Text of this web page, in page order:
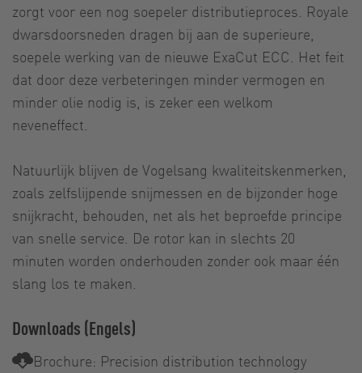
zorgt voor een nog soepeler distributieproces. Royale
dwarsdoorsneden dragen bij aan de superieure,
soepele werking van de nieuwe ExaCut ECC. Het feit
dat door deze verbeteringen minder vermogen en
minder olie nodig is, is zeker een welkom
neveneffect.
Natuurlijk blijven de Vogelsang kwaliteitskenmerken,
zoals zelfslijpende snijmessen en de bijzonder hoge
snijkracht, behouden, net als het beproefde principe
van snelle service. De rotor kan in slechts 20
minuten worden onderhouden zonder ook maar één
slang los te maken.
Downloads (Engels)
Brochure: Precision distribution technology